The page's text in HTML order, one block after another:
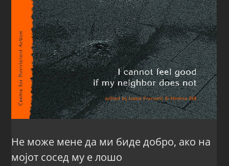
Не може мене да ми биде добро, ако на
мојот сосед му е лошо